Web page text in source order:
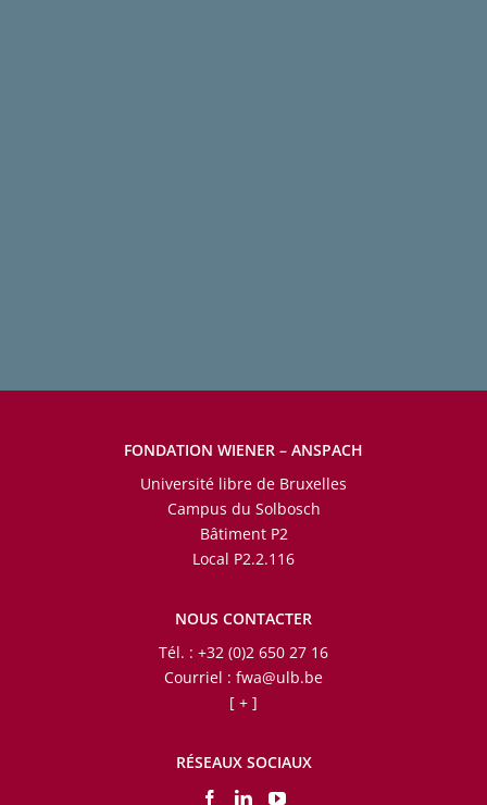
FONDATION WIENER – ANSPACH
Université libre de Bruxelles
Campus du Solbosch
Bâtiment P2
Local P2.2.116
NOUS CONTACTER
Tél. : +32 (0)2 650 27 16
Courriel : fwa@ulb.be
[ + ]
RÉSEAUX SOCIAUX